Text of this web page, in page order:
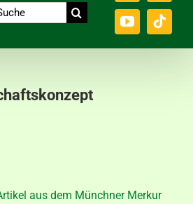
aus dem Münchner Merkur